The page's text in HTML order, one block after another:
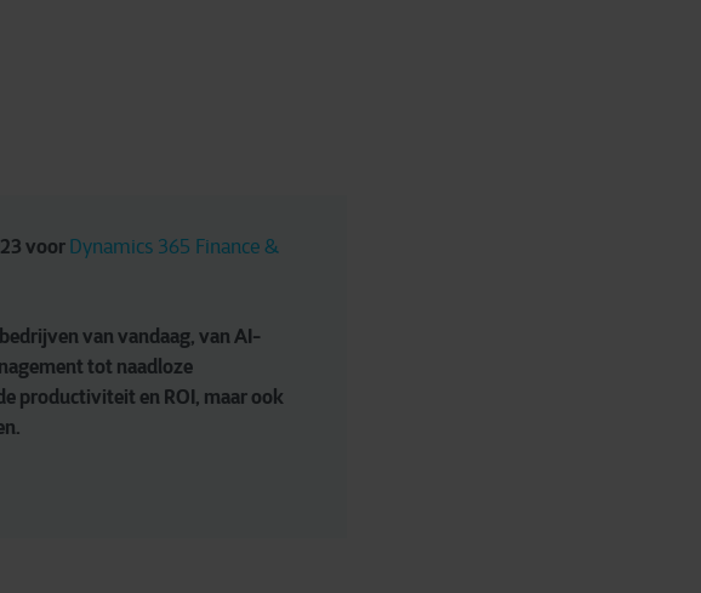
voor Dynamics 365 Finance &
van vandaag, van AI-
tot naadloze
productiviteit en ROI, maar ook